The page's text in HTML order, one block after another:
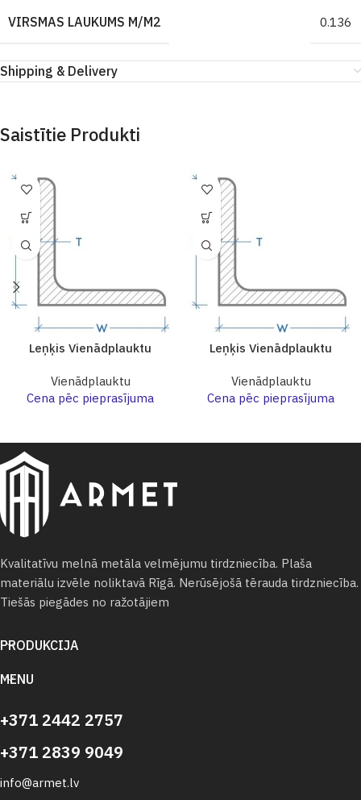
VIRSMAS LAUKUMS M/M2 0.136
Shipping & Delivery
Saistītie Produkti
Leņķis Vienādplauktu
Vienādplauktu
Cena pēc pieprasījuma
Leņķis Vienādplauktu
Vienādplauktu
Cena pēc pieprasījuma
Kvalitatīvu melnā metāla velmējumu tirdzniecība. Plaša
materiālu izvēle noliktavā Rīgā. Nerūsējošā tērauda tirdzniecība.
Tiešās piegādes no ražotājiem
PRODUKCIJA
MENU
+371 2442 2757
+371 2839 9049
info@armet.lv